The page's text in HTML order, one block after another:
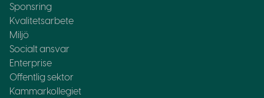
Sponsring
Kvalitetsarbete
Miljö
Socialt ansvar
Enterprise
Offentlig sektor
Kammarkollegiet